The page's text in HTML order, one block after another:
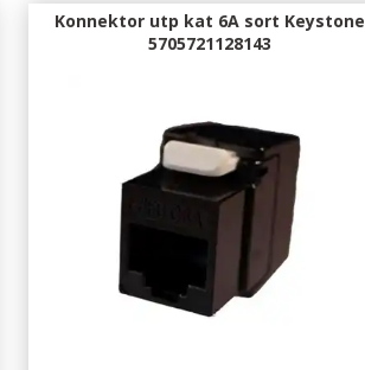
Konnektor utp kat 6A sort Keystone
5705721128143